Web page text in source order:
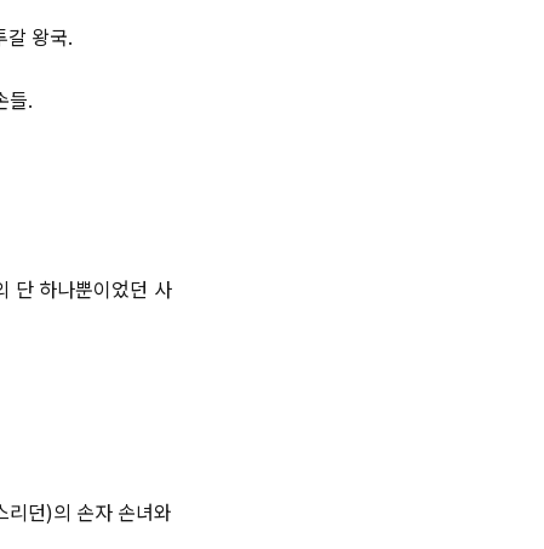
갈 왕국.
들.
단 하나뿐이었던 사
리던)의 손자 손녀와